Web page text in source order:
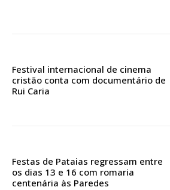
Acesso aos conteúdos
Escolha o plano
Festival internacional de cinema
cristão conta com documentário de
Rui Caria
Festas de Pataias regressam entre
os dias 13 e 16 com romaria
centenária às Paredes